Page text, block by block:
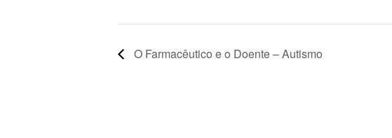
O Farmacêutico e o Doente – Autismo